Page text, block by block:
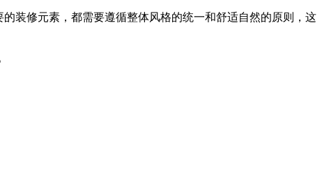
装修元素，都需要遵循整体风格的统一和舒适自然的原则，这